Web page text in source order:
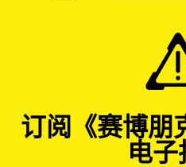
订阅《赛博朋
电子